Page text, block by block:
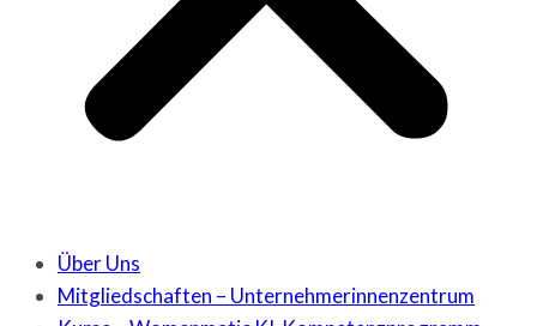
Über Uns
Mitgliedschaften – Unternehmerinnenzentrum